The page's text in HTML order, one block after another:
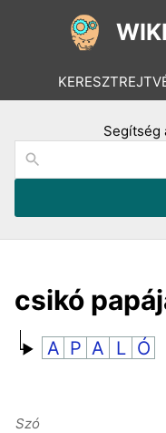
Segítség
csikó
A P A L Ó
Szó